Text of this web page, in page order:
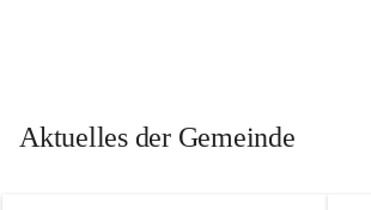
Aktuelles der Gemeinde